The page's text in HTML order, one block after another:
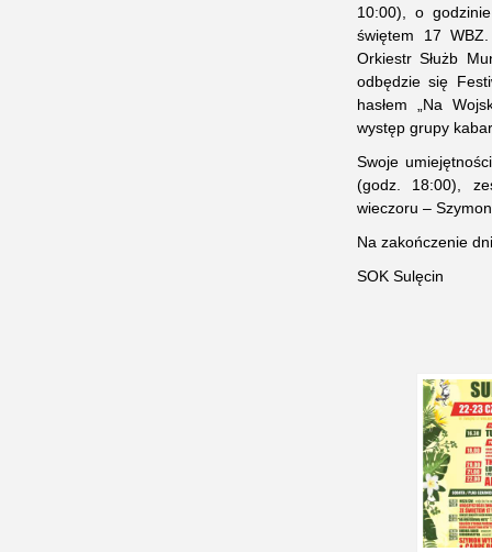
10:00), o
świętem 17
Orkiestr Służb
odbędzie się
hasłem „Na
występ grupy
Swoje
(godz. 18:00),
wieczoru –
Na zakończenie
SOK Sulęcin